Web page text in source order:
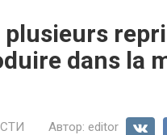
plusieurs
dans la
Автор: editor